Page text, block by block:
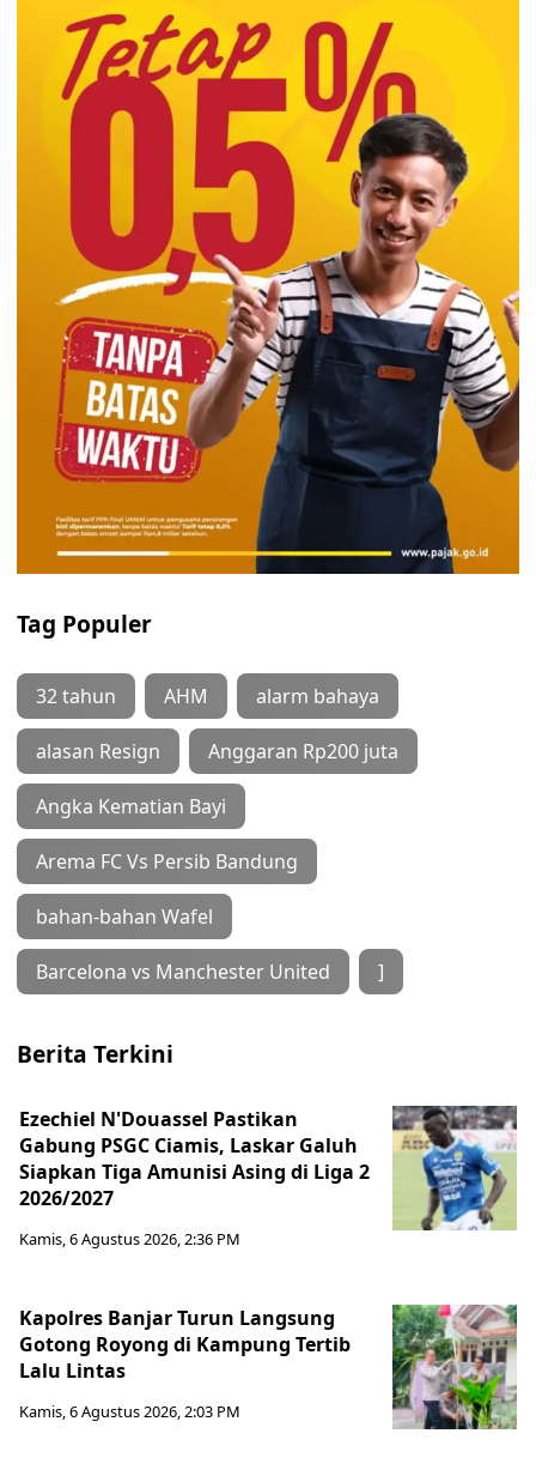
Tag Populer
32 tahun AHM alarm bahaya
alasan Resign Anggaran Rp200 juta
Angka Kematian Bayi
Arema FC Vs Persib Bandung
bahan-bahan Wafel
Barcelona vs Manchester United ]
Berita Terkini
Ezechiel N'Douassel Pastikan
Gabung PSGC Ciamis, Laskar Galuh
Siapkan Tiga Amunisi Asing di Liga 2
2026/2027
Kamis, 6 Agustus 2026, 2:36 PM
Kapolres Banjar Turun Langsung
Gotong Royong di Kampung Tertib
Lalu Lintas
Kamis, 6 Agustus 2026, 2:03 PM